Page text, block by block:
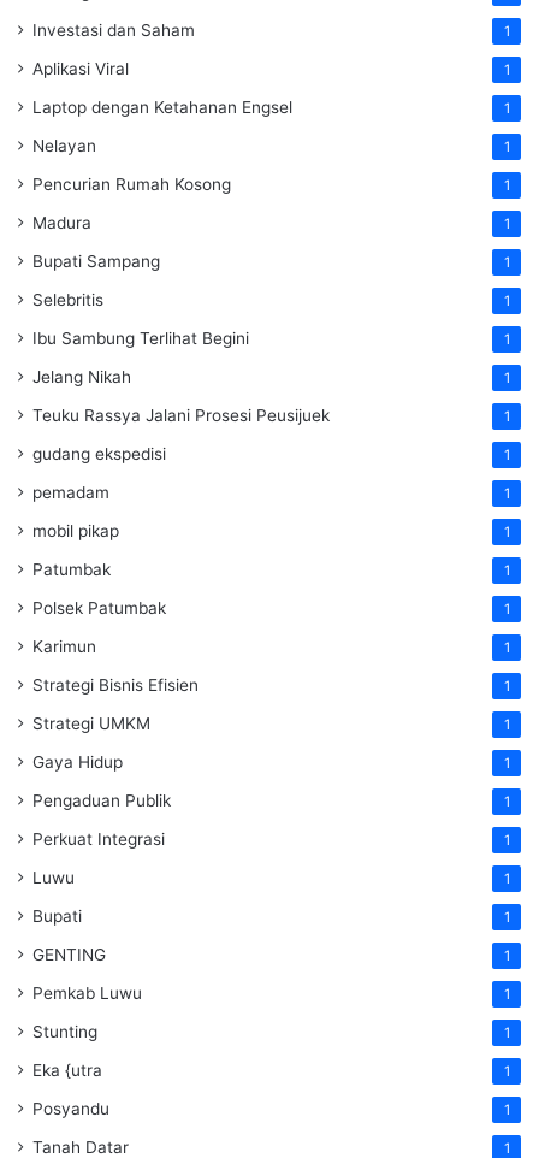
Investasi dan Saham 1
Aplikasi Viral 1
Laptop dengan Ketahanan Engsel 1
Nelayan 1
Pencurian Rumah Kosong 1
Madura 1
Bupati Sampang 1
Selebritis 1
Ibu Sambung Terlihat Begini 1
Jelang Nikah 1
Teuku Rassya Jalani Prosesi Peusijuek 1
gudang ekspedisi 1
pemadam 1
mobil pikap 1
Patumbak 1
Polsek Patumbak 1
Karimun 1
Strategi Bisnis Efisien 1
Strategi UMKM 1
Gaya Hidup 1
Pengaduan Publik 1
Perkuat Integrasi 1
Luwu 1
Bupati 1
GENTING 1
Pemkab Luwu 1
Stunting 1
Eka {utra 1
Posyandu 1
Tanah Datar 1